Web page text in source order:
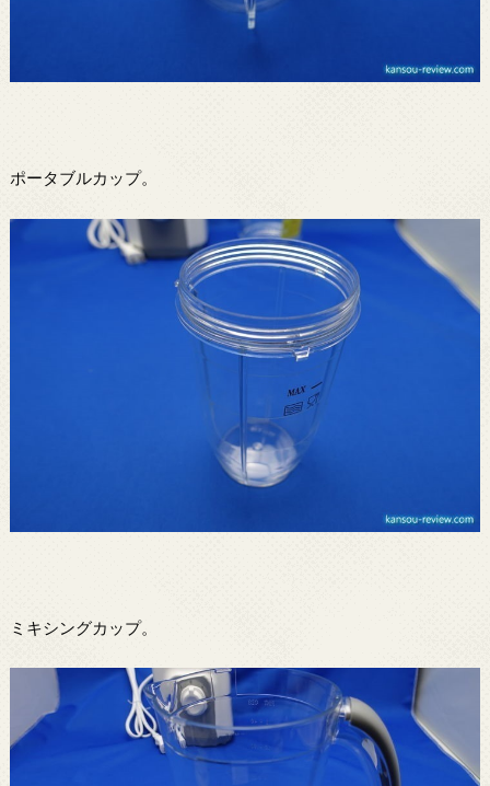
ポータブルカップ。
ミキシングカップ。